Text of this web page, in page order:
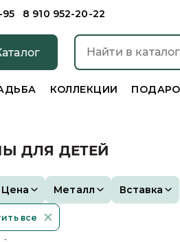
8 910 952-20-22
КОЛЛЕКЦИИ
ДЛЯ ДЕТЕЙ
Цена Металл Вставка
все